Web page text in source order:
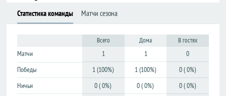
Лига
наций
Лига
чемпионов
Лига
Европы
Статистика команды Матчи сезона
Всего Дома В гостях
Матчи 1 1
0
Победы
1 (100%) 1 (100%)
0 ( 0%)
Ничьи
0 ( 0%) 0 ( 0%)
0 ( 0%)
Лига
наций
Лига
чемпионов
Лига
Европы